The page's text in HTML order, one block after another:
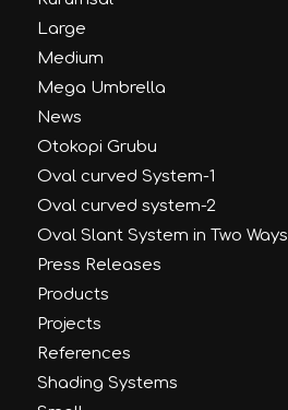
Large
Medium
Mega Umbrella
News
Otokopi Grubu
Oval curved System-1
Oval curved system-2
Oval Slant System in Two Ways
Press Releases
Products
Projects
References
Shading Systems